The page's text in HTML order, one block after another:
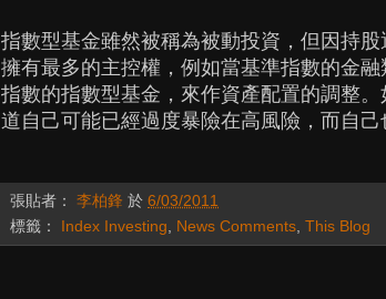
指數型基金雖然被稱為被動投資，但因持
擁有最多的主控權，例如當基準指數的金
指數的指數型基金，來作資產配置的調整
道自己可能已經過度暴險在高風險，而自己
張貼者： 李柏鋒 於 6/03/2011
標籤： Index Investing News Comments This Blog